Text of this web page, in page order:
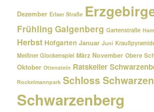
Dezember Erlaer Straße
Frühling Galgenberg Gartenstraße
Herbst Hofgarten Januar Juni
Meißner Glockenspiel März November Obere
Oktober Ottenstein Ratskeller
Rockelmannpark Schloss
Schwarzenberg